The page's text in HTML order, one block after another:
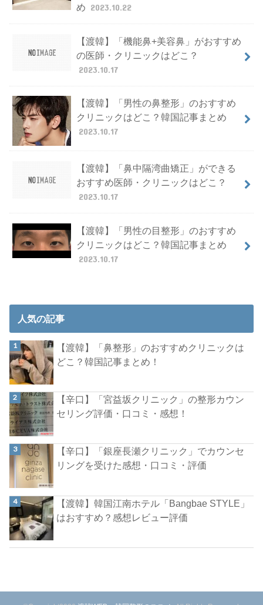
め 2023.10.22
【渡韓】「機能鼻+美容鼻」がおすすめ
の医師・クリニックはどこ？
2023.10.17
【渡韓】「男性の鼻整形」のおすすめ
クリニックはどこ？韓国記事まとめ
2023.10.17
【渡韓】「鼻中隔湾曲矯正」ができる
おすすめ医師・クリニックはどこ？
2023.10.17
【渡韓】「男性の目整形」のおすすめ
クリニックはどこ？韓国記事まとめ
2023.10.17
人気の記事
【渡韓】「鼻整形」のおすすめクリニックは
どこ？韓国記事まとめ！
【辛口】「宮益坂クリニック」の整形カウン
セリング評価・口コミ・感想！
【辛口】「銀座長瀬クリニック」でカウンセ
リングを受けた感想・口コミ・評価
【渡韓】韓国江南ホテル「Bangbae STYLE」
はおすすめ？感想レビュー評価